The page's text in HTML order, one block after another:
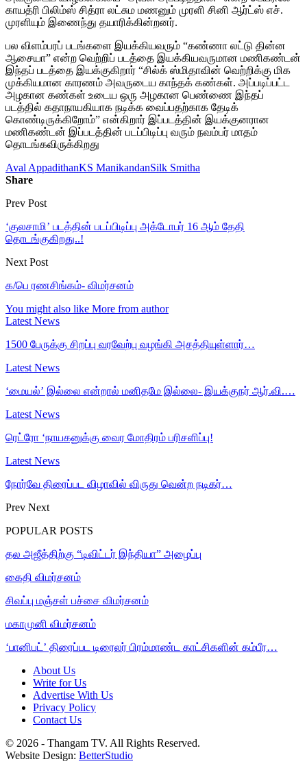
காயத்ரி பிலிம்ஸ் சித்ரா லட்சும மணனும் முரளி சினி ஆர்ட்ஸ் எச்.
முரளியும் இணைந்து தயாரிக்கின்றனர்.
பல விளம்பரப் படங்களை இயக்கியவரும் “கண்ணா லட்டு தின்ன
ஆசையா” என்ற வெற்றிப் படத்தை இயக்கியவருமான மணிகண்டன்
இந்தப் படத்தை இயக்குகிறார் “சில்க் ஸ்மிதாவின் வெற்றிக்கு மிக
முக்கியமான காரணம் அவருடைய காந்தக் கண்கள். அப்படிப்பட்ட
அழகான கண்கள் உடைய ஒரு அழகான பெண்ணை இந்தப்
படத்தில் கதாநாயகியாக நடிக்க வைப்பதற்காக தேடிக்
கொண்டிருக்கிறோம்” என்கிறார் இப்படத்தின் இயக்குனரான
மணிகண்டன் இப்படத்தின் படப்பிடிப்பு வரும் நவம்பர் மாதம்
தொடங்கவிருக்கிறது
Aval AppadithanKS ManikandanSilk Smitha
Share
Prev Post
‘குலசாமி’ படத்தின் படப்பிடிப்பு அக்டோபர் 16 ஆம் தேதி
தொடங்குகிறது..!
Next Post
க/பெ ரணசிங்கம்- விமர்சனம்
You might also like More from author
Latest News
1500 பேருக்கு சிறப்பு வரவேற்பு வழங்கி அசத்தியுள்ளார்…
Latest News
‘மையல்’ இல்லை என்றால் மனிதமே இல்லை- இயக்குநர் ஆர்.வி.…
Latest News
ரெட்ரோ ‘நாயகனுக்கு வைர மோதிரம் பரிசளிப்பு!
Latest News
நோர்வே திரைப்பட விழாவில் விருது வென்ற நடிகர்…
Prev Next
POPULAR POSTS
தல அஜீத்திற்கு “டிவிட்டர் இந்தியா” அழைப்பு
கைதி விமர்சனம்
சிவப்பு மஞ்சள் பச்சை விமர்சனம்
மகாமுனி விமர்சனம்
‘பானிபட்’ திரைப்பட டிரைலர் பிரம்மாண்ட காட்சிகளின் கம்பீர…
About Us
Write for Us
Advertise With Us
Privacy Policy
Contact Us
© 2026 - Thangam TV. All Rights Reserved.
Website Design: BetterStudio